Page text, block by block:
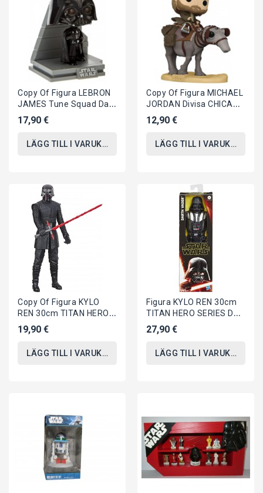
Copy Of Figura LEBRON
JAMES Tune Squad Da
SPACE JAM Vinile
Originale FUNKO...
17,90 €
LÄGG TILL I VARUKORGEN
Copy Of Figura MICHAEL
JORDAN Divisa CHICAGO
BULLS Vinile NBA
Pallacanestro...
12,90 €
LÄGG TILL I VARUKORGEN
Copy Of Figura KYLO
REN 30cm TITAN HERO
SERIES Da THE RISE OF
SKYWALKER...
19,90 €
LÄGG TILL I VARUKORGEN
Figura KYLO REN 30cm
TITAN HERO SERIES Da
THE RISE OF
SKYWALKER Originale
HASBRO
27,90 €
LÄGG TILL I VARUKORGEN